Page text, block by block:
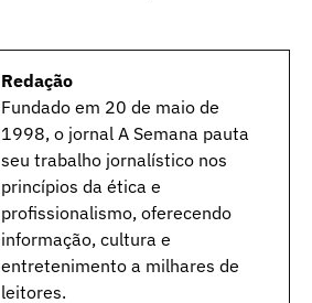
Redação
Fundado em 20 de maio de
1998, o jornal A Semana pauta
seu trabalho jornalístico nos
princípios da ética e
profissionalismo, oferecendo
informação, cultura e
entretenimento a milhares de
leitores.